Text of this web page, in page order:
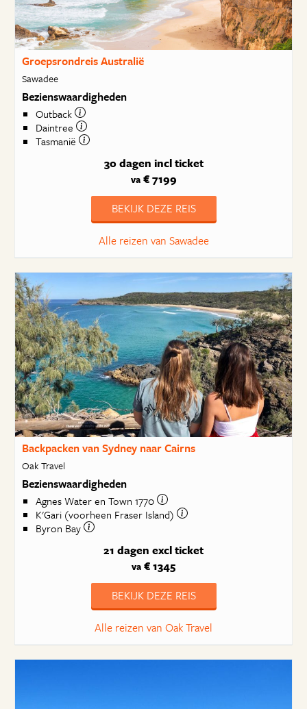
Groepsrondreis Australië
Sawadee
Bezienswaardigheden
Outback
Daintree
Tasmanië
30 dagen incl ticket
va€ 7199
BEKIJK DEZE REIS
Alle reizen van Sawadee
Backpacken van Sydney naar Cairns
Oak Travel
Bezienswaardigheden
Agnes Water en Town 1770
K'Gari (voorheen Fraser Island)
Byron Bay
21 dagen excl ticket
va € 1345
BEKIJK DEZE REIS
Alle reizen van Oak Travel